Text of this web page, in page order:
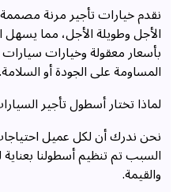
نقدم خيارات تأجير مرنة
الأجل وطويلة الأجل، مما يسهل
بأسعار معقولة وخيارات
المساومة على الجودة أو السلامة.
لماذا تختار أسطول تأجير
نحن ندرك أن لكل عميل
السبب تم تنظيم أسطولنا بعناية
والقيمة.